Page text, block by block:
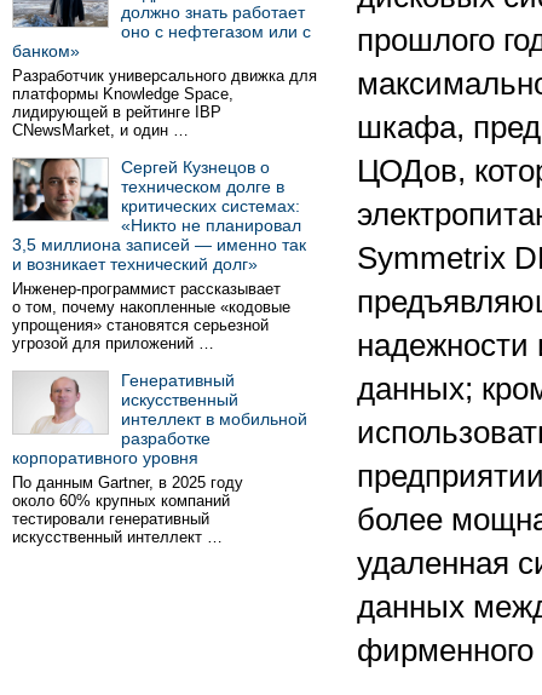
должно знать работает
оно с нефтегазом или с
банком»
Разработчик универсального движка для
платформы Knowledge Space,
лидирующей в рейтинге IBP
CNewsMarket, и один …
Сергей Кузнецов о
техническом долге в
критических системах:
«Никто не планировал
3,5 миллиона записей — именно так
и возникает технический долг»
Инженер-программист рассказывает
о том, почему накопленные «кодовые
упрощения» становятся серьезной
угрозой для приложений …
Генеративный
искусственный
интеллект в мобильной
разработке
корпоративного уровня
По данным Gartner, в 2025 году
около 60% крупных компаний
тестировали генеративный
искусственный интеллект …
прошлого
шкафа,
ЦОДов,
Symmetrix
надежности
данных;
более
удаленная
данных
фирменного